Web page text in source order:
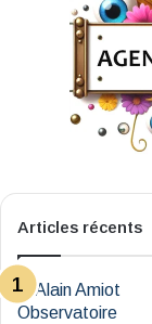
Articles récents